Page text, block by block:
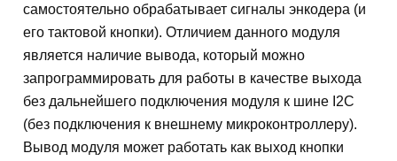
самостоятельно обрабатывает сигналы энкодера (и
его тактовой кнопки). Отличием данного модуля
является наличие вывода, который можно
запрограммировать для работы в качестве выхода
без дальнейшего подключения модуля к шине I2C
(без подключения к внешнему микроконтроллеру).
Вывод модуля может работать как выход кнопки